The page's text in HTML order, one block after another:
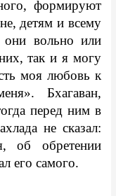
формируют
детям и всему
они вольно или
так и я могу
моя любовь к
Бхагаван,
перед ним в
не сказал:
об обретении
его самого.